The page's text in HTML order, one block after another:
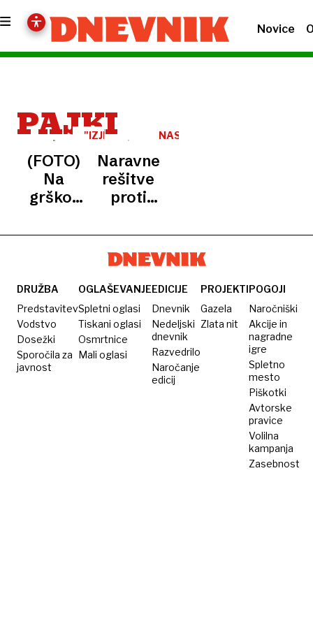
Novice
PAJKI
"IZJEMNA
(FOTO)
Na
grško-
meji
pajkovo
mrežo
NASVET
Naravne
rešitve
proti
dve
sestavini,
ki ju
verjetno
že
imate
doma
DRUŽBA
Predstavitev
Vodstvo
Dosežki
Sporočila za
javnost
OGLAŠEVANJE
Spletni oglasi
Tiskani oglasi
Osmrtnice
Mali oglasi
EDICIJE
Dnevnik
Nedeljski
dnevnik
Razvedrilo
Naročanje
edicij
PROJEKTI
Gazela
Zlata nit
POGOJI
Naročniški
Akcije in
nagradne
igre
Spletno
mesto
Piškotki
Avtorske
pravice
Volilna
kampanja
Zasebnost